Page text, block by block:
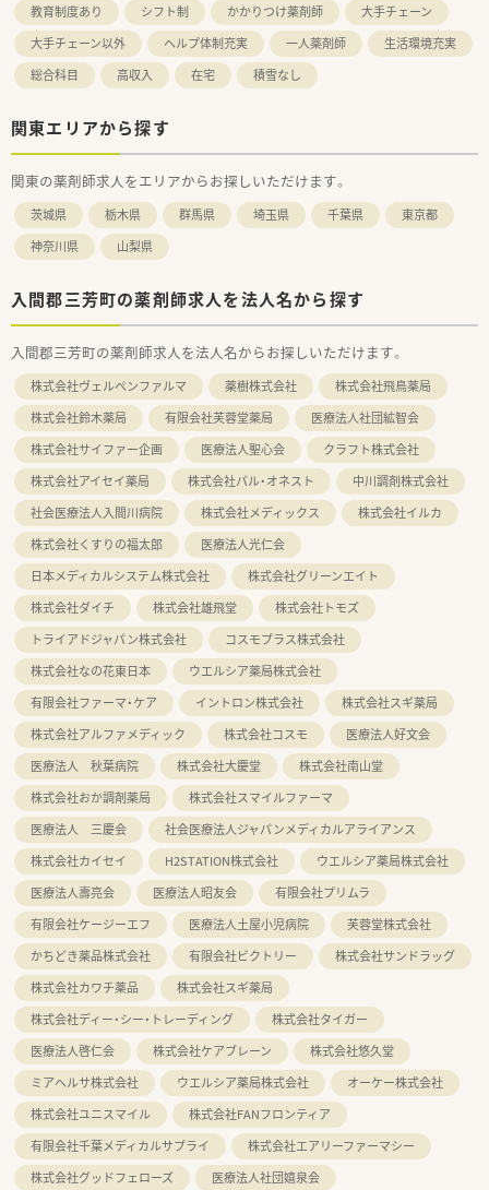
教育制度あり
シフト制 かかりつけ薬剤師
大手チェーン
大手チェーン以外
ヘルプ体制充実 一人薬剤師
生活環境充実
総合科目
高収入 在宅 積雪なし
関東エリアから探す
関東の薬剤師求人をエリアからお探しいただけます。
茨城県 栃木県 群馬県 埼玉県 千葉県
東京都
神奈川県
山梨県
入間郡三芳町の薬剤師求人を法人名から探す
入間郡三芳町の薬剤師求人を法人名からお探しいただけます。
株式会社ヴェルペンファルマ 薬樹株式会社
株式会社飛鳥薬局
株式会社鈴木薬局
有限会社芙蓉堂薬局
医療法人社団絋智会
株式会社サイファー企画
医療法人聖心会
クラフト株式会社
株式会社アイセイ薬局
株式会社パル・オネスト
中川調剤株式会社
社会医療法人入間川病院
株式会社メディックス
株式会社イルカ
株式会社くすりの福太郎
医療法人光仁会
日本メディカルシステム株式会社
株式会社グリーンエイト
株式会社ダイチ
株式会社雄飛堂
株式会社トモズ
トライアドジャパン株式会社
コスモプラス株式会社
株式会社なの花東日本
ウエルシア薬局株式会社
有限会社ファーマ・ケア
イントロン株式会社
株式会社スギ薬局
株式会社アルファメディック
株式会社コスモ
医療法人好文会
医療法人 秋葉病院
株式会社大慶堂
株式会社南山堂
株式会社おか調剤薬局
株式会社スマイルファーマ
医療法人 三慶会
社会医療法人ジャパンメディカルアライアンス
株式会社カイセイ
H2STATION株式会社
ウエルシア薬局株式会社
医療法人壽亮会
医療法人昭友会
有限会社プリムラ
有限会社ケージーエフ
医療法人土屋小児病院
芙蓉堂株式会社
かちどき薬品株式会社
有限会社ビクトリー
株式会社サンドラッグ
株式会社カワチ薬品
株式会社スギ薬局
株式会社ディー・シー・トレーディング
株式会社タイガー
医療法人啓仁会
株式会社ケアブレーン
株式会社悠久堂
ミアヘルサ株式会社
ウエルシア薬局株式会社
オーケー株式会社
株式会社ユニスマイル
株式会社FANフロンティア
有限会社千葉メディカルサプライ
株式会社エアリーファーマシー
株式会社グッドフェローズ
医療法人社団嬉泉会